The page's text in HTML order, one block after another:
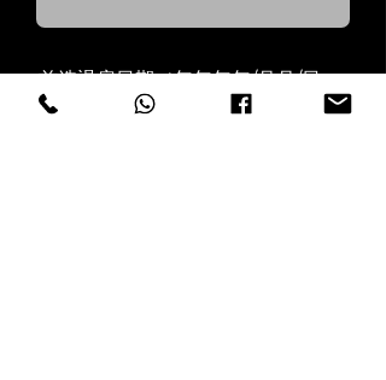
首选退房日期（年年年年/月月/日
日）